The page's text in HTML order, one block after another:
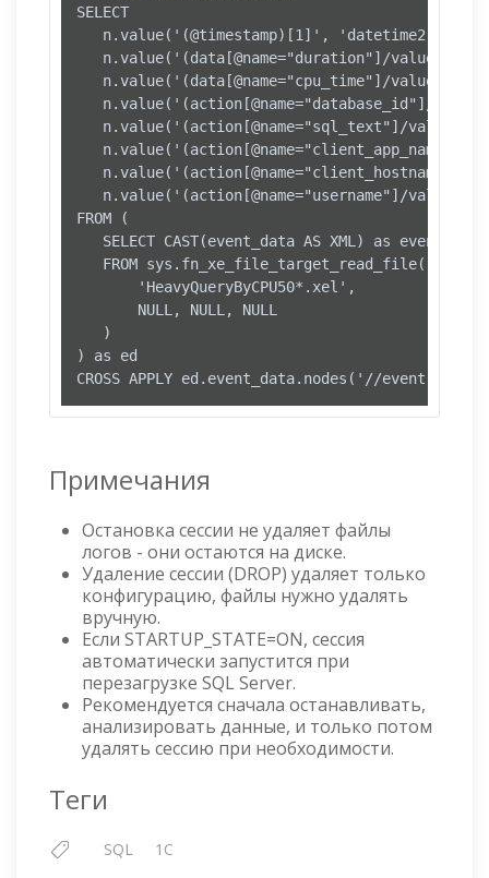
SELECT
n.value('(@timestamp)[1]', 'datetime2') as
n.value('(data[@name="duration"]/
n.value('(data[@name="cpu_time"]/
n.value('(action[@name="database_id"]/
n.value('(action[@name="sql_text"]/
n.value('(action[@name="client_app_name"]/
n.value('(action[@name="client_hostname"]/
n.value('(action[@name="username"]/
FROM (
   SELECT CAST(event_data AS XML) as event_data
   FROM sys.fn_xe_file_target_read_file(
       'HeavyQueryByCPU50*.xel',
       NULL, NULL, NULL
   )
) as ed
CROSS APPLY ed.event_data.nodes('//event') as
Примечания
Остановка сессии не удаляет файлы
логов - они остаются на диске.
Удаление сессии (DROP) удаляет только
конфигурацию, файлы нужно удалять
вручную.
Если STARTUP_STATE=ON, сессия
автоматически запустится при
перезагрузке SQL Server.
Рекомендуется сначала останавливать,
анализировать данные, и только потом
удалять сессию при необходимости.
Теги
SQL 1C